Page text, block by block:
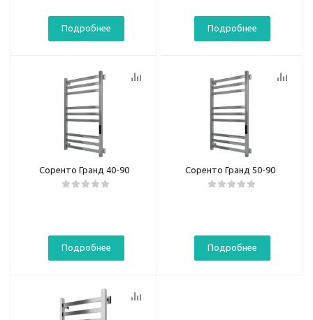
Подробнее Подробнее
Соренто Гранд 40-90
Подробнее
Соренто Гранд 50-90
Подробнее